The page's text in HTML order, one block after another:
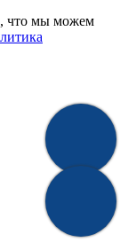
что мы можем